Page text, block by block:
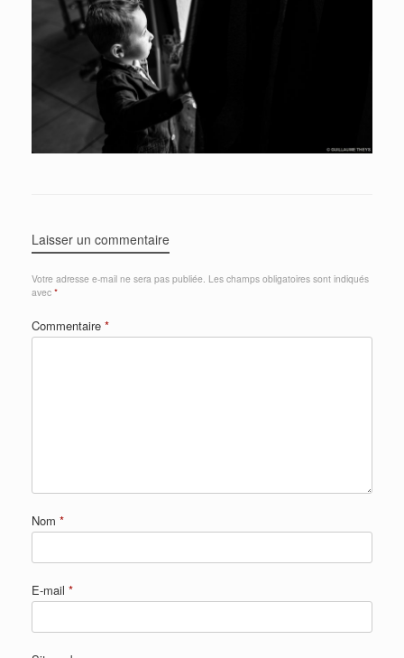
Laisser un commentaire
Votre adresse e-mail ne sera pas publiée. Les champs obligatoires sont indiqués
avec *
Commentaire *
Nom *
E-mail *